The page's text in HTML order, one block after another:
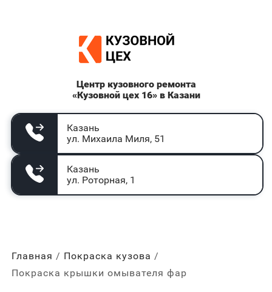
Центр кузовного ремонта
«Кузовной цех 16» в Казани
Казань
ул. Михаила Миля, 51
Казань
ул. Роторная, 1
Главная
Покраска кузова
Покраска крышки омывателя фар